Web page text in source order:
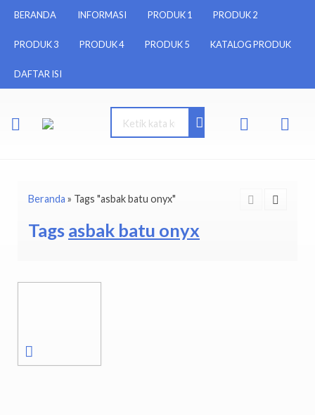
BERANDA INFORMASI PRODUK 1 PRODUK 2
PRODUK 3 PRODUK 4 PRODUK 5 KATALOG PRODUK
DAFTAR ISI
Beranda » Tags "asbak batu onyx"
Tags asbak batu onyx